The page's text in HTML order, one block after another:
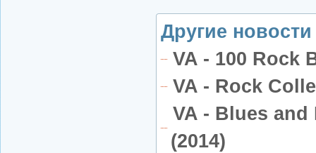
Другие
VA - 100 Rock
VA - Rock
VA - Blues
(2014)